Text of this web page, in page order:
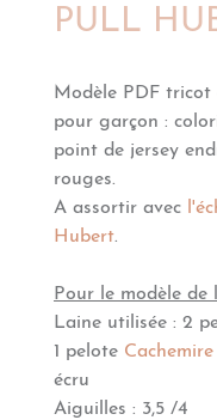
PULL
Modèle PDF
pour garçon :
point de jersey
rouges.
A assortir avec
Hubert.
Pour le modèle de
Laine utilisée : 2
1 pelote Cachemire
écru
Aiguilles : 3,5 /4